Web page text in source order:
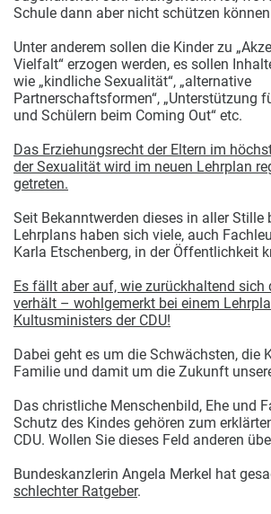
Schule dann aber nicht schützen
Unter anderem sollen die Kinder zu
Vielfalt“ erzogen werden, es sollen
wie „kindliche Sexualität“, „alternative
Partnerschaftsformen“, „Unterstützung
und Schülern beim Coming Out“ etc.
Das Erziehungsrecht der Eltern im
der Sexualität wird im neuen Lehrplan
getreten.
Seit Bekanntwerden dieses in aller Stille
Lehrplans haben sich viele, auch
Karla Etschenberg, in der Öffentlichkeit
Es fällt aber auf, wie zurückhaltend sich
verhält – wohlgemerkt bei einem
Kultusministers der CDU!
Dabei geht es um die Schwächsten, die
Familie und damit um die Zukunft
Das christliche Menschenbild, Ehe und
Schutz des Kindes gehören zum
CDU. Wollen Sie dieses Feld anderen
Bundeskanzlerin Angela Merkel hat
schlechter Ratgeber.